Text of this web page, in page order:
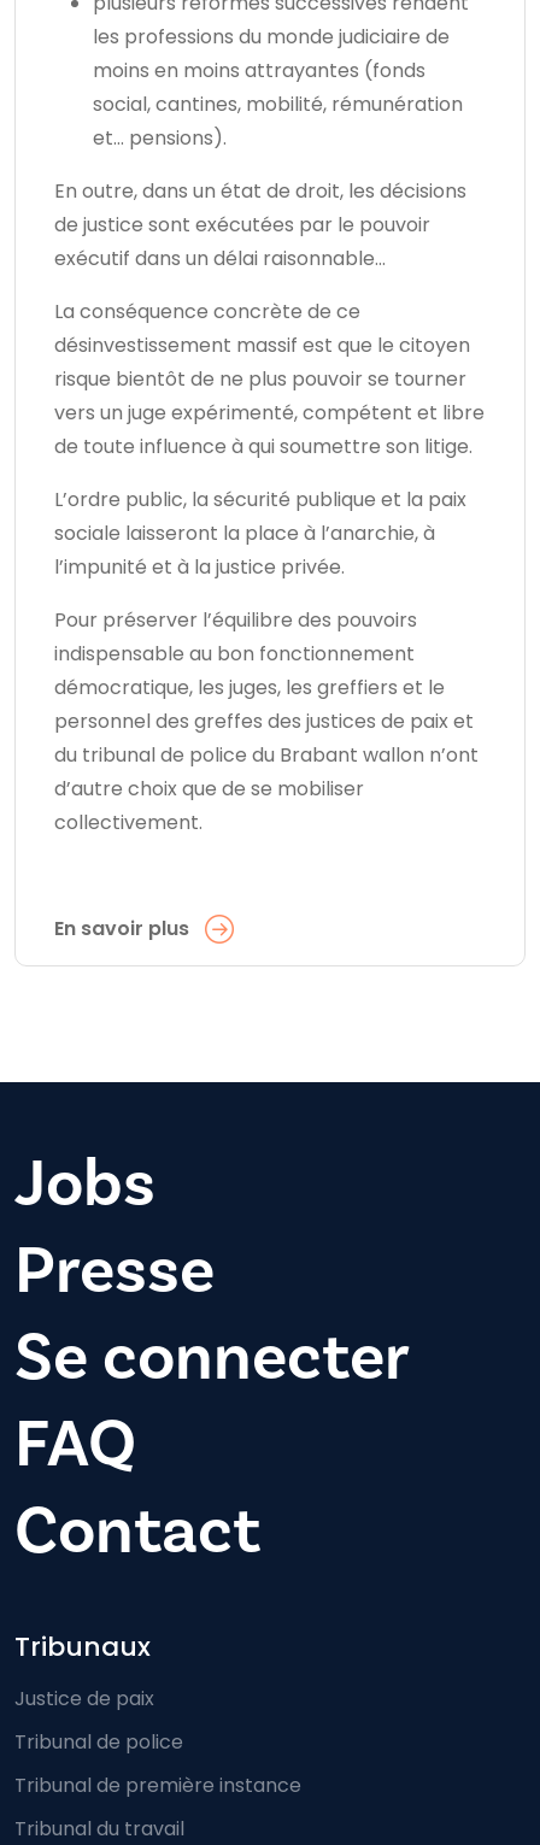
les professions du monde judiciaire de
moins en moins attrayantes (fonds
social, cantines, mobilité, rémunération
et… pensions).
En outre, dans un état de droit, les décisions
de justice sont exécutées par le pouvoir
exécutif dans un délai raisonnable…
La conséquence concrète de ce
désinvestissement massif est que le citoyen
risque bientôt de ne plus pouvoir se tourner
vers un juge expérimenté, compétent et libre
de toute influence à qui soumettre son litige.
L’ordre public, la sécurité publique et la paix
sociale laisseront la place à l’anarchie, à
l’impunité et à la justice privée.
Pour préserver l’équilibre des pouvoirs
indispensable au bon fonctionnement
démocratique, les juges, les greffiers et le
personnel des greffes des justices de paix et
du tribunal de police du Brabant wallon n’ont
d’autre choix que de se mobiliser
collectivement.
En savoir plus
Jobs
Presse
Se connecter
FAQ
Contact
Footer-menu
Tribunaux
Justice de paix
Tribunal de police
Tribunal de première instance
Tribunal du travail